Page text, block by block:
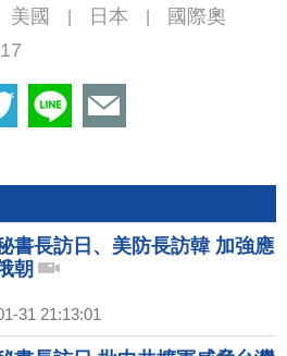
美國 日本
國際奧
書長訪日、美防長訪韓 加強應
朝
31 21:13:01